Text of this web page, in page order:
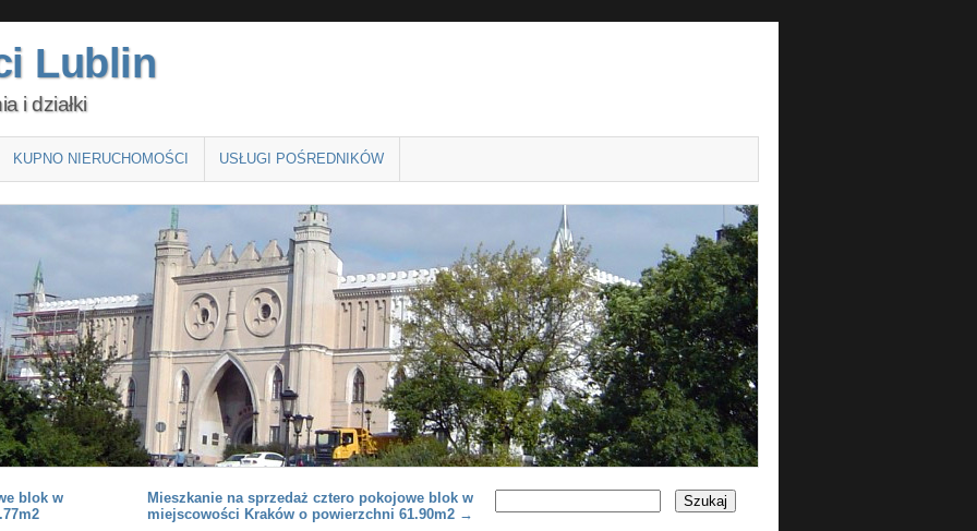
Lublin
i działki
KUPNO NIERUCHOMOŚCI USŁUGI POŚREDNIKÓW
blok w
Mieszkanie na sprzedaż cztero pokojowe blok w
miejscowości Kraków o powierzchni 61.90m2 →